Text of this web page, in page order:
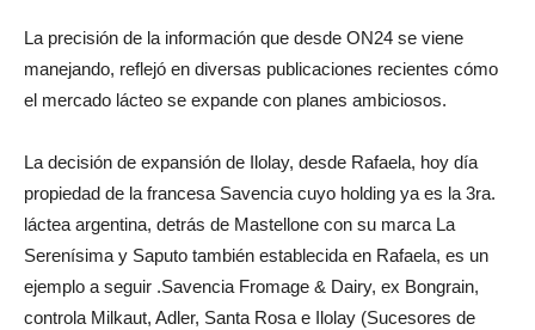
La precisión de la información que desde ON24 se viene
manejando, reflejó en diversas publicaciones recientes cómo
La decisión de expansión de Ilolay, desde Rafaela, hoy día
propiedad de la francesa Savencia cuyo holding ya es la 3ra.
láctea argentina, detrás de Mastellone con su marca La
Serenísima y Saputo también establecida en Rafaela, es un
ejemplo a seguir .Savencia Fromage & Dairy, ex Bongrain,